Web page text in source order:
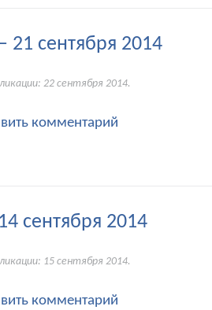
сентября 2014
22 сентября 2014.
комментарий
сентября 2014
15 сентября 2014.
комментарий